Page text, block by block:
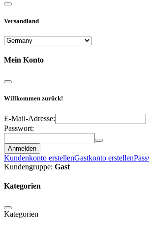
Versandland
Mein Konto
Willkommen zurück!
E-Mail-Adresse:
Passwort:
Anmelden
Kundenkonto erstellenGastkonto erstellen
Kundengruppe: Gast
Kategorien
Kategorien